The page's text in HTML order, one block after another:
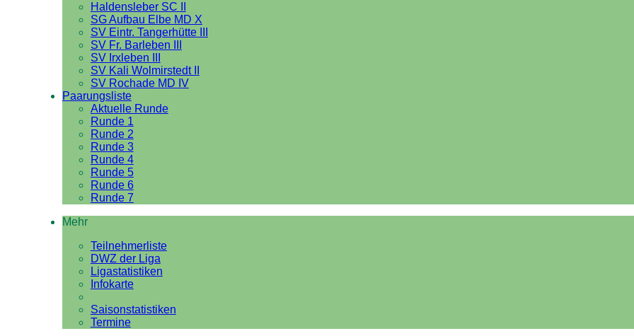
Haldensleber SC II
SG Aufbau Elbe MD X
SV Eintr. Tangerhütte III
SV Fr. Barleben III
SV Irxleben III
SV Kali Wolmirstedt II
SV Rochade MD IV
Paarungsliste
Aktuelle Runde
Runde 1
Runde 2
Runde 3
Runde 4
Runde 5
Runde 6
Runde 7
Mehr
Teilnehmerliste
DWZ der Liga
Ligastatistiken
Infokarte
Saisonstatistiken
Termine